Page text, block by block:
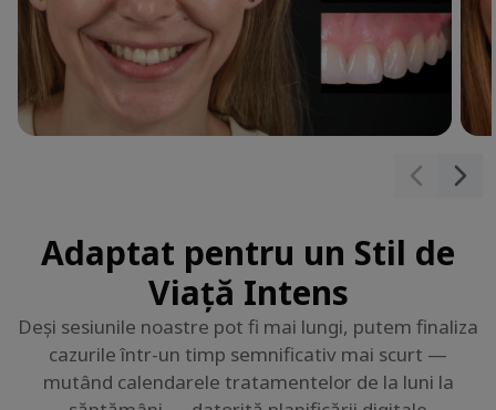
Adaptat pentru un Stil de
Viață Intens
Deși sesiunile noastre pot fi mai lungi, putem finaliza
cazurile într-un timp semnificativ mai scurt —
mutând calendarele tratamentelor de la luni la